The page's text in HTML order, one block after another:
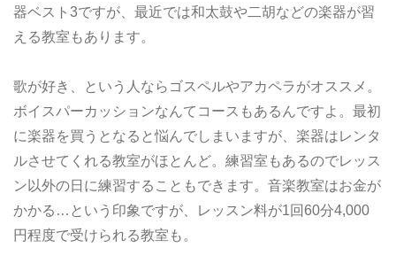
器ベスト3ですが、最近では和太鼓や二胡などの楽器が習
える教室もあります。
歌が好き、という人ならゴスペルやアカペラがオススメ。
ボイスパーカッションなんてコースもあるんですよ。最初
に楽器を買うとなると悩んでしまいますが、楽器はレンタ
ルさせてくれる教室がほとんど。練習室もあるのでレッス
ン以外の日に練習することもできます。音楽教室はお金が
かかる…という印象ですが、レッスン料が1回60分4,000
円程度で受けられる教室も。